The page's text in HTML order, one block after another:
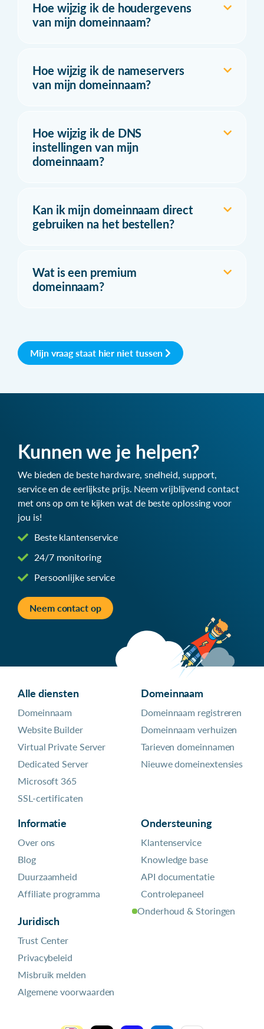
Hoe wijzig ik de houdergevens
van mijn domeinnaam?
Hoe wijzig ik de nameservers
van mijn domeinnaam?
Hoe wijzig ik de DNS
instellingen van mijn
domeinnaam?
Kan ik mijn domeinnaam direct
gebruiken na het bestellen?
Wat is een premium
domeinnaam?
Mijn vraag staat hier niet tussen
Kunnen we je helpen?
We bieden de beste hardware, snelheid, support,
service en de eerlijkste prijs. Neem vrijblijvend contact
met ons op om te kijken wat de beste oplossing voor
jou is!
Beste klantenservice
24/7 monitoring
Persoonlijke service
Neem contact op
Alle diensten
Domeinnaam
Website Builder
Virtual Private Server
Dedicated Server
Microsoft 365
SSL-certificaten
Domeinnaam
Domeinnaam registreren
Domeinnaam verhuizen
Tarieven domeinnamen
Nieuwe domeinextensies
Informatie
Over ons
Blog
Duurzaamheid
Affiliate programma
Juridisch
Trust Center
Privacybeleid
Misbruik melden
Algemene voorwaarden
Ondersteuning
Klantenservice
Knowledge base
API documentatie
Controlepaneel
Onderhoud & Storingen